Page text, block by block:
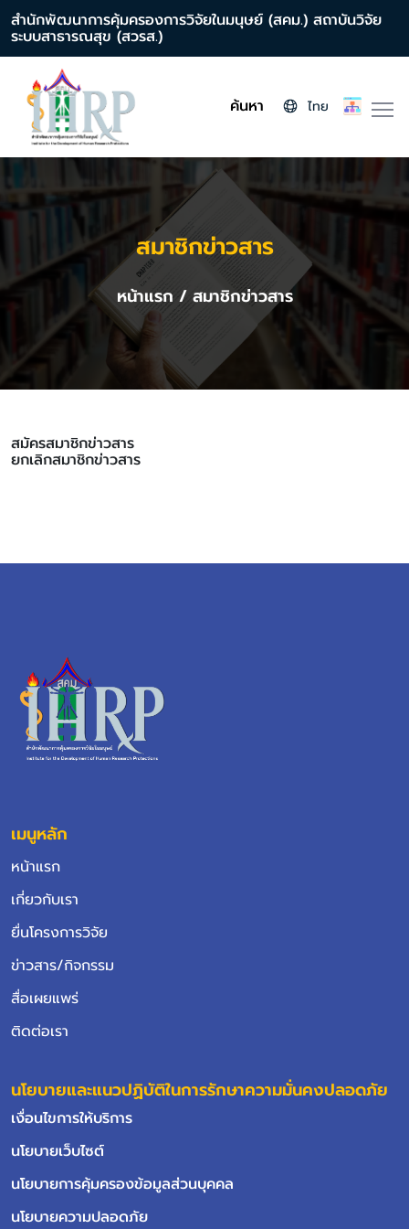
สำนักพัฒนาการคุ้มครองการวิจัยในมนุษย์ (สคม.) สถาบันวิจัย
ระบบสาธารณสุข (สวรส.)
ค้นหา ไทย
สมาชิกข่าวสาร
หน้าแรก/ สมาชิกข่าวสาร
สมัครสมาชิกข่าวสาร
ยกเลิกสมาชิกข่าวสาร
เมนูหลัก
หน้าแรก
เกี่ยวกับเรา
ยื่นโครงการวิจัย
ข่าวสาร/กิจกรรม
สื่อเผยแพร่
ติดต่อเรา
นโยบายและแนวปฏิบัติในการรักษาความมั่นคงปลอดภัย
เงื่อนไขการให้บริการ
นโยบายเว็บไซต์
นโยบายการคุ้มครองข้อมูลส่วนบุคคล
นโยบายความปลอดภัย